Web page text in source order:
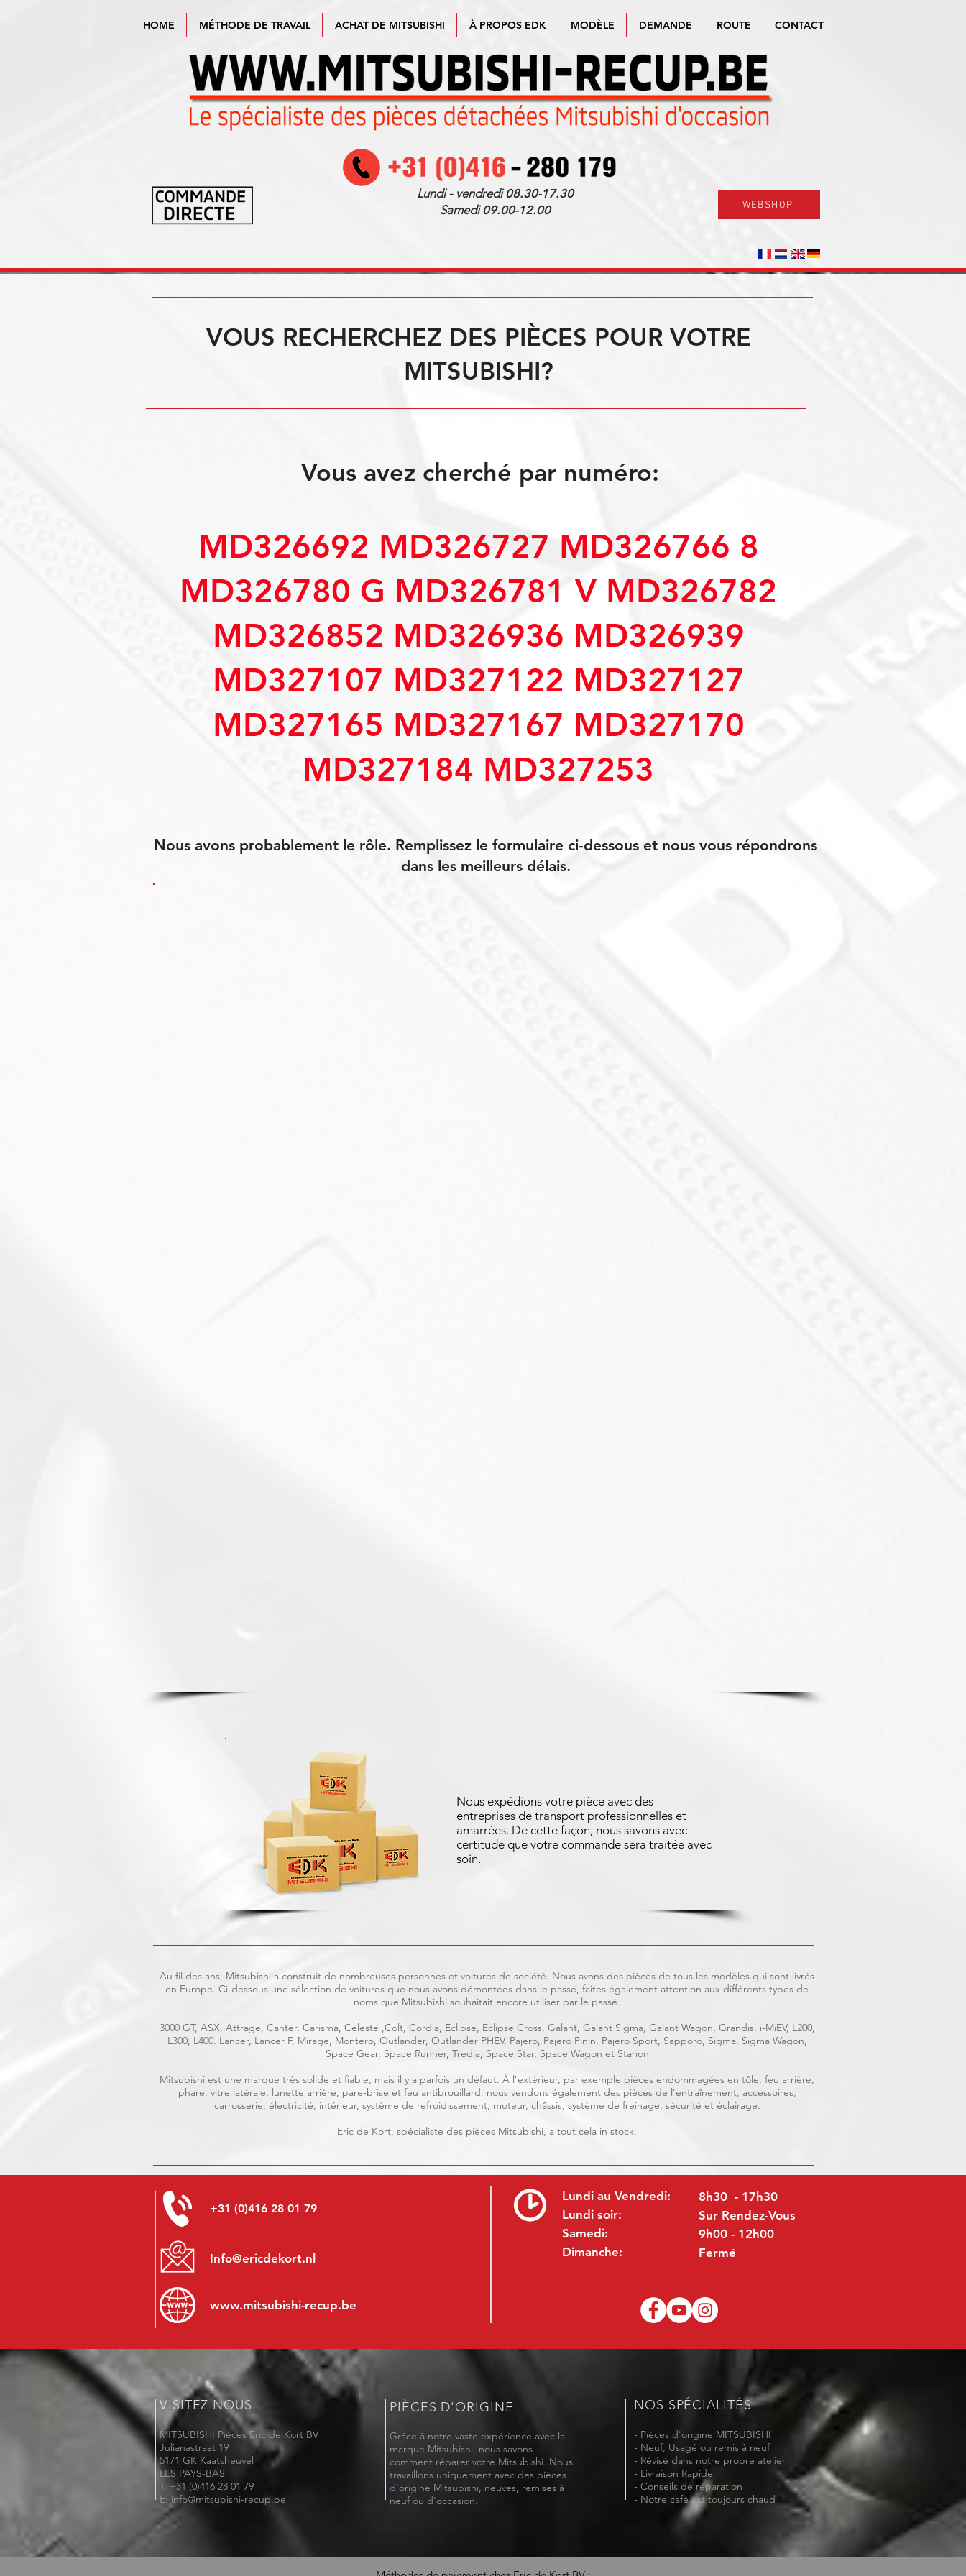
HOME MÉTHODE DE TRAVAIL ACHAT DE MITSUBISHI À PROPOS EDK MODÈLE DEMANDE ROUTE CONTACT
Lundi - vendredi08.30-17.30
Samedi09.00-12.00 WEBSHOP
VOUS RECHERCHEZ DES PIÈCES POUR VOTRE
MITSUBISHI?
Vous avez cherché par numéro:
MD326692 MD326727 MD326766 8
MD326780 G MD326781 V MD326782
MD326852 MD326936 MD326939
MD327107 MD327122 MD327127
MD327165 MD327167 MD327170
MD327184 MD327253
Nous avons probablement le rôle. Remplissez le formulaire ci-dessous et nous vous répondrons
dans les meilleurs délais.
Nous expédions votre pièce avec des
entreprises de transport professionnelles et
amarrées. De cette façon, nous savons avec
certitude que votre commande sera traitée avec
soin.
Au fil des ans, Mitsubishi a construit de nombreuses personnes et voitures de société. Nous avons des pièces de tous les modèles qui sont livrés
en Europe. Ci-dessous une sélection de voitures que nous avons démontées dans le passé, faites également attention aux différents types de
noms que Mitsubishi souhaitait encore utiliser par le passé.
3000 GT, ASX, Attrage, Canter, Carisma, Celeste ,Colt, Cordia, Eclipse, Eclipse Cross, Galant, Galant Sigma, Galant Wagon, Grandis, i-MiEV, L200,
L300, L400. Lancer, Lancer F, Mirage, Montero, Outlander, Outlander PHEV, Pajero, Pajero Pinin, Pajero Sport, Sapporo, Sigma, Sigma Wagon,
Space Gear, Space Runner, Tredia, Space Star, Space Wagon et Starion
Mitsubishi est une marque très solide et fiable, mais il y a parfois un défaut. À l’extérieur, par exemple pièces endommagées en tôle, feu arrière,
phare, vitre latérale, lunette arrière, pare-brise et feu antibrouillard, nous vendons également des pièces de l’entraînement, accessoires,
carrosserie, électricité, intérieur, système de refroidissement, moteur, châssis, système de freinage, sécurité et éclairage.
Eric de Kort, spécialiste des pièces Mitsubishi, a tout cela in stock.
Info@ericdekort.nl
www.mitsubishi-recup.be
+31 (0)416 28 01 79
Lundi au Vendredi:
Lundi soir:
Samedi:
Dimanche:
8h30 - 17h30
Sur Rendez-Vous
9h00 - 12h00
Fermé
VISITEZ NOUS
MITSUBISHI Pièces Eric de Kort BV
Julianastraat 19
5171 GK Kaatsheuvel
LES PAYS-BAS
T: +31 (0)416 28 01 79
E: info@mitsubishi-recup.be
PIÈCES D'ORIGINE
Grâce à notre vaste expérience avec la
marque Mitsubishi, nous savons
comment réparer votre Mitsubishi. Nous
travaillons uniquement avec des pièces
d'origine Mitsubishi, neuves, remises à
neuf ou d'occasion.
NOS SPÉCIALITÉS
- Pièces d'origine MITSUBISHI
- Neuf, Usagé ou remis à neuf
- Révisé dans notre propre atelier
- Livraison Rapide
- Conseils de réparation
- Notre café est toujours chaud